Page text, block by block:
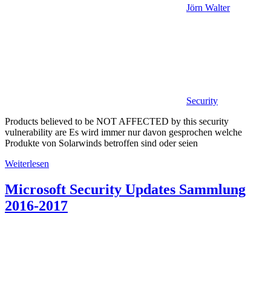
Jörn Walter
Security
Products believed to be NOT AFFECTED by this security
vulnerability are Es wird immer nur davon gesprochen welche
Produkte von Solarwinds betroffen sind oder seien
Weiterlesen
Microsoft Security Updates Sammlung
2016-2017